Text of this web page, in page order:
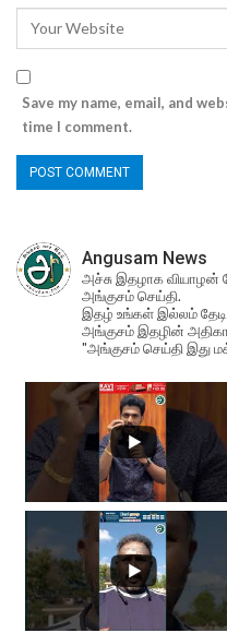
Save my name, email, and
time I comment.
Angusam News
அச்சு இதழாக வியாழன்
அங்குசம் செய்தி.
இதழ் உங்கள் இல்லம் தேடி
அங்குசம் இதழின்
"அங்குசம் செய்தி இது